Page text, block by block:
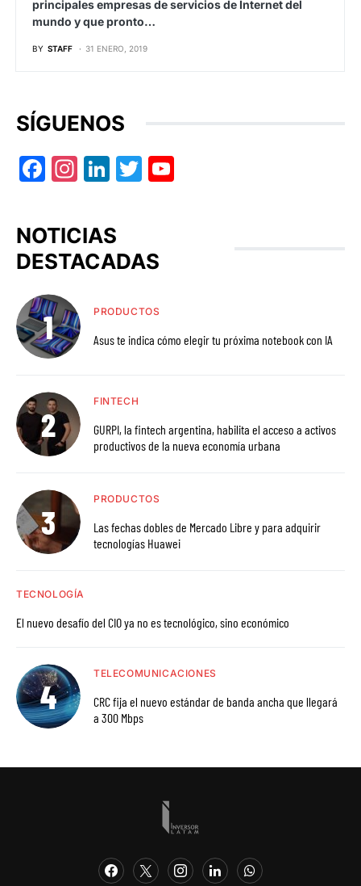
principales empresas de servicios de Internet del
mundo y que pronto…
BY STAFF 31 ENERO, 2019
SÍGUENOS
Facebook
Instagram
LinkedIn
Twitter
NOTICIAS
DESTACADAS
PRODUCTOS
Asus te indica cómo elegir tu próxima notebook con IA
FINTECH
GURPI, la fintech argentina, habilita el acceso a activos
productivos de la nueva economía urbana
PRODUCTOS
Las fechas dobles de Mercado Libre y para adquirir
tecnologías Huawei
TECNOLOGÍA
El nuevo desafío del CIO ya no es tecnológico, sino económico
TELECOMUNICACIONES
CRC fija el nuevo estándar de banda ancha que llegará
a 300 Mbps